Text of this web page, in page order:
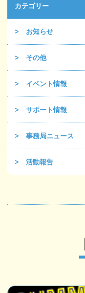
カテゴリー
お知らせ
その他
イベント情報
サポート情報
事務局ニュース
活動報告